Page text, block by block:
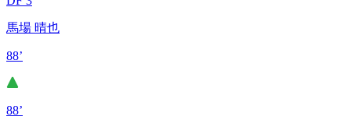
馬場 晴也
88’
88’